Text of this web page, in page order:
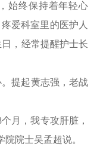
终保持着年轻心
爱科室里的医护人
，经常提醒护士长
提起黄志强，老战
月，我专攻肝脏，
院士吴孟超说。